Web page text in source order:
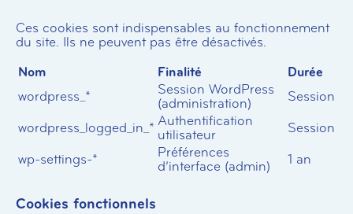
Ces cookies sont indispensables au fonctionnement
du site. Ils ne peuvent pas être désactivés.
Nom
Finalité
Durée
wordpress_*
Session WordPress
(administration)
Session
wordpress_logged_in_* Authentification
utilisateur
Session
wp-settings-*
Préférences
d’interface (admin)
1 an
Cookies fonctionnels